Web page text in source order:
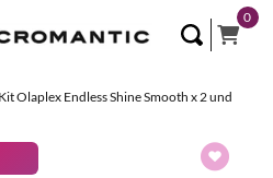
0
Kit Olaplex Endless Shine Smooth x 2 und